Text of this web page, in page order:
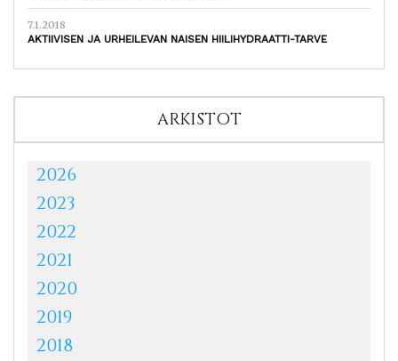
7.1.2018
AKTIIVISEN JA URHEILEVAN NAISEN HIILIHYDRAATTI-TARVE
ARKISTOT
2026
2023
2022
2021
2020
2019
2018